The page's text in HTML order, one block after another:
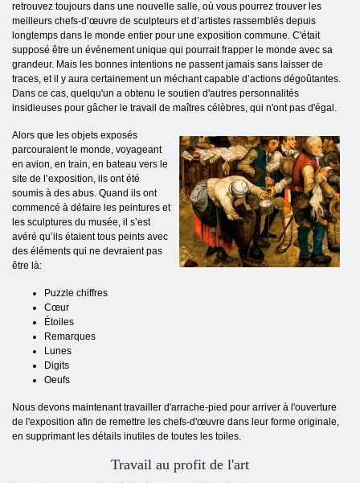
retrouvez toujours dans une nouvelle salle, où vous pourrez trouver les
meilleurs chefs-d’œuvre de sculpteurs et d’artistes rassemblés depuis
longtemps dans le monde entier pour une exposition commune. C'était
supposé être un événement unique qui pourrait frapper le monde avec sa
grandeur. Mais les bonnes intentions ne passent jamais sans laisser de
traces, et il y aura certainement un méchant capable d’actions dégoûtantes.
Dans ce cas, quelqu'un a obtenu le soutien d'autres personnalités
insidieuses pour gâcher le travail de maîtres célèbres, qui n'ont pas d'égal.
Alors que les objets exposés
parcouraient le monde, voyageant
en avion, en train, en bateau vers le
site de l’exposition, ils ont été
soumis à des abus. Quand ils ont
commencé à défaire les peintures et
les sculptures du musée, il s’est
avéré qu’ils étaient tous peints avec
des éléments qui ne devraient pas
être là:
Puzzle chiffres
Cœur
Étoiles
Remarques
Lunes
Digits
Oeufs
Nous devons maintenant travailler d'arrache-pied pour arriver à l'ouverture
de l'exposition afin de remettre les chefs-d'œuvre dans leur forme originale,
en supprimant les détails inutiles de toutes les toiles.
Travail au profit de l'art